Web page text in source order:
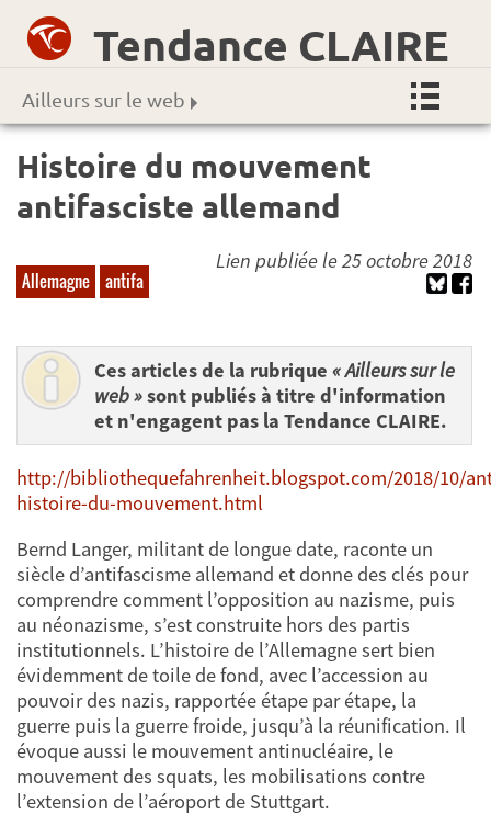
Tendance CLAIRE
Ailleurs sur le web
Histoire du mouvement
antifasciste allemand
Allemagne antifa
Lien publiée le 25 octobre 2018
Ces articles de la rubrique « Ailleurs sur le
web »sont publiés à titre d'information
et n'engagent pas la Tendance CLAIRE.
http://bibliothequefahrenheit.blogspot.com/2018/10/
histoire-du-mouvement.html
Bernd Langer, militant de longue date, raconte un
siècle d’antifascisme allemand et donne des clés pour
comprendre comment l’opposition au nazisme, puis
au néonazisme, s’est construite hors des partis
institutionnels. L’histoire de l’Allemagne sert bien
évidemment de toile de fond, avec l’accession au
pouvoir des nazis, rapportée étape par étape, la
guerre puis la guerre froide, jusqu’à la réunification. Il
évoque aussi le mouvement antinucléaire, le
mouvement des squats, les mobilisations contre
l’extension de l’aéroport de Stuttgart.